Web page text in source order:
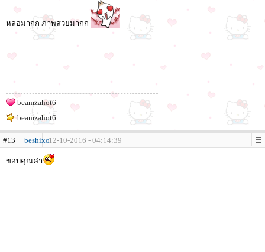
หล่อมากก ภาพสวยมากก
beamzahot6
beamzahot6
#13 beshixo12-10-2016 - 04:14:39
ขอบคุณค่า